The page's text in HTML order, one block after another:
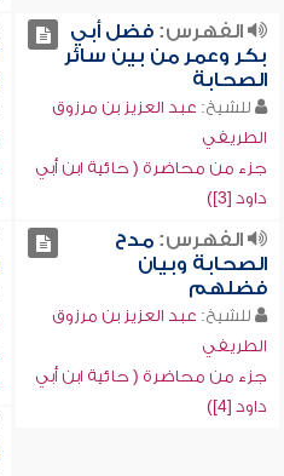
الفهرس:فضل أبي
بكر وعمر من بين سائر
الصحابة
للشيخ: عبد العزيز بن مرزوق
الطريفي
جزء من محاضرة ( حائية ابن أبي
داود [3])
الفهرس:مدح
الصحابة وبيان
فضلهم
للشيخ: عبد العزيز بن مرزوق
الطريفي
جزء من محاضرة ( حائية ابن أبي
داود [4])